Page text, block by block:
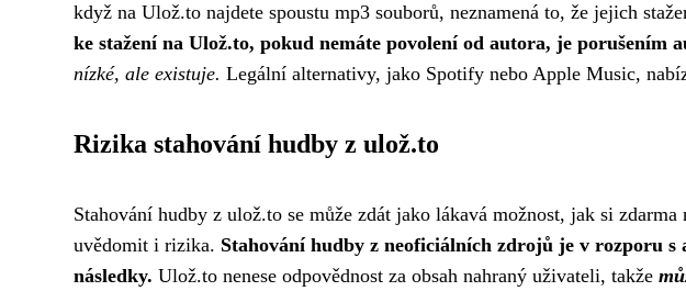
když na Ulož.to najdete spoustu mp3 souborů, neznamená to, že jejich
ke stažení na Ulož.to, pokud nemáte povolení od autora, je porušením
nízké, ale existuje. Legální alternativy, jako Spotify nebo Apple Music,
Rizika stahování hudby z ulož.to
Stahování hudby z ulož.to se může zdát jako lákavá možnost, jak si
uvědomit i rizika. Stahování hudby z neoficiálních zdrojů je v rozporu
následky. Ulož.to nenese odpovědnost za obsah nahraný uživateli, takže